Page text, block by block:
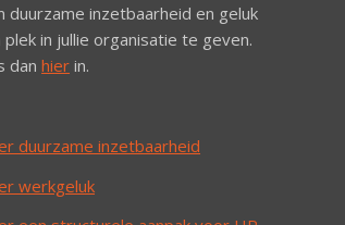
duurzame inzetbaarheid en geluk
in jullie organisatie te geven.
danhier in.
duurzame inzetbaarheid
werkgeluk